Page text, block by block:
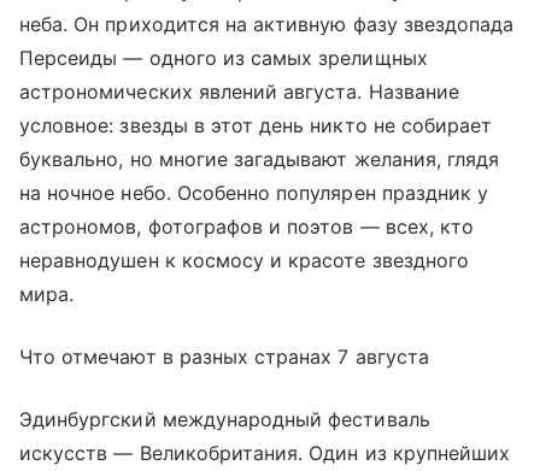
неба. Он приходится на активную фазу звездопада
Персеиды — одного из самых зрелищных
астрономических явлений августа. Название
условное: звезды в этот день никто не собирает
буквально, но многие загадывают желания, глядя
на ночное небо. Особенно популярен праздник у
астрономов, фотографов и поэтов — всех, кто
неравнодушен к космосу и красоте звездного
мира.
Что отмечают в разных странах 7 августа
Эдинбургский международный фестиваль
искусств — Великобритания. Один из крупнейших